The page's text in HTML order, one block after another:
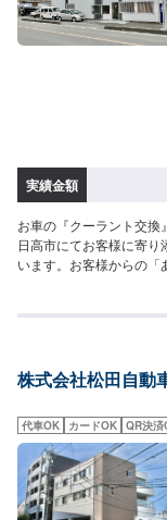
実績金額
お車の『クーラント交
日高市にてお客様に寄
います。お客様からの「
お客様は車種情報・車検
修理、整備に限り代車の
ご負担いただいておりま
9:00~18:00
株式会社松田自動
代車OK カードOK QR決済